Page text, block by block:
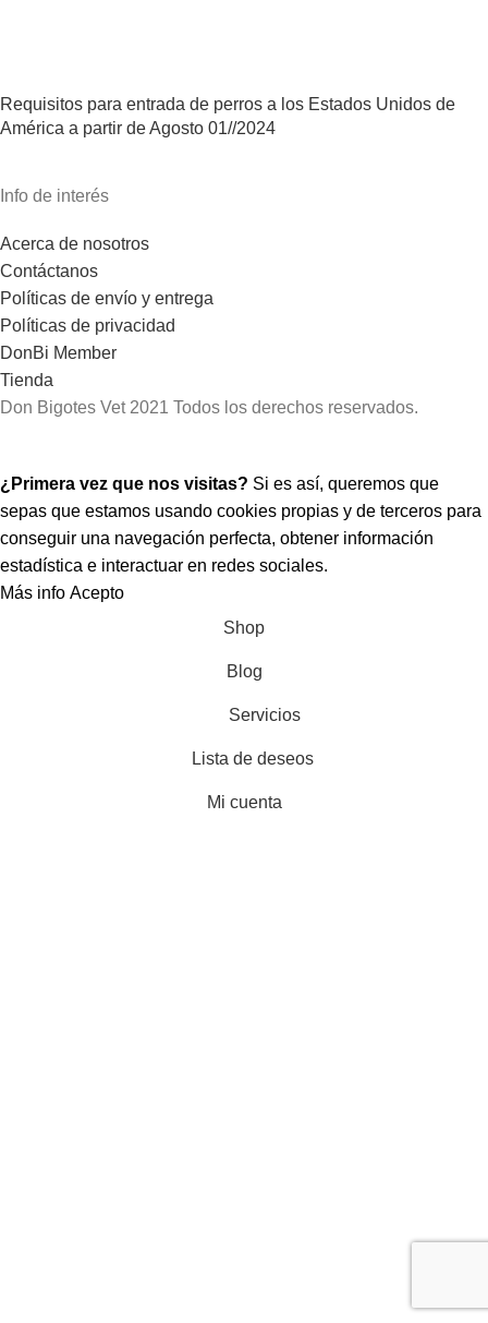
Requisitos para entrada de perros a los Estados Unidos de
América a partir de Agosto 01//2024
Info de interés
Acerca de nosotros
Contáctanos
Políticas de envío y entrega
Políticas de privacidad
DonBi Member
Tienda
Don Bigotes Vet 2021 Todos los derechos reservados.
¿Primera vez que nos visitas? Si es así, queremos que
sepas que estamos usando cookies propias y de terceros para
conseguir una navegación perfecta, obtener información
estadística e interactuar en redes sociales.
Más info Acepto
Shop
Blog
Servicios
Lista de deseos
Mi cuenta